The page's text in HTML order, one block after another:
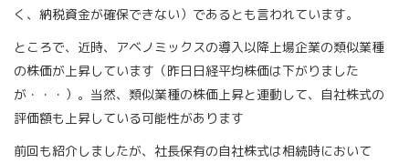
く、納税資金が確保できない）であるとも言われています。
ところで、近時、アベノミックスの導入以降上場企業の類似業種
の株価が上昇しています（昨日日経平均株価は下がりました
が・・・）。当然、類似業種の株価上昇と連動して、自社株式の
評価額も上昇している可能性があります
前回も紹介しましたが、社長保有の自社株式は相続時において